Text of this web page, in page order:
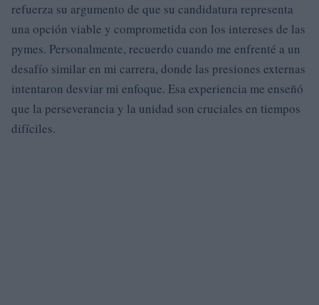
refuerza su argumento de que su candidatura representa
una opción viable y comprometida con los intereses de las
pymes. Personalmente, recuerdo cuando me enfrenté a un
desafío similar en mi carrera, donde las presiones externas
intentaron desviar mi enfoque. Esa experiencia me enseñó
que la perseverancia y la unidad son cruciales en tiempos
difíciles.